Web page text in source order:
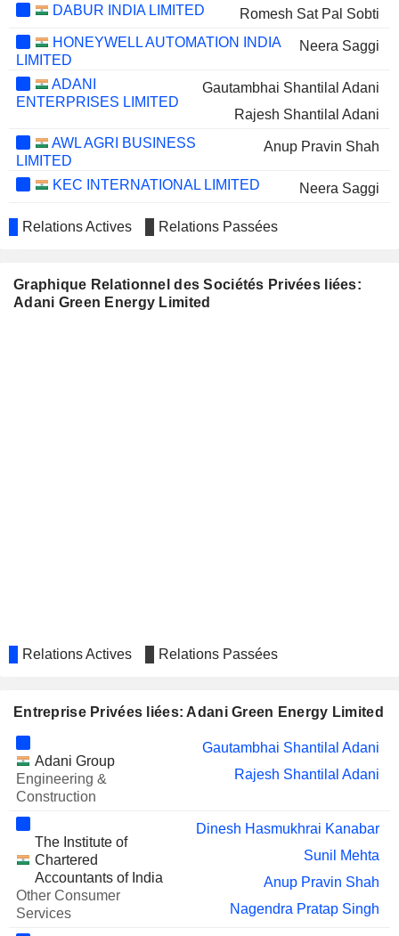
DABUR INDIA LIMITED
Romesh Sat Pal Sobti
HONEYWELL AUTOMATION INDIA
LIMITED
Neera Saggi
ADANI
ENTERPRISES LIMITED
Gautambhai Shantilal Adani
Rajesh Shantilal Adani
AWL AGRI BUSINESS
LIMITED
Anup Pravin Shah
KEC INTERNATIONAL LIMITED
Neera Saggi
ADANI PORTS &
SPECIAL ECONOMIC
Gautambhai Shantilal Adani
ADANI POWER
Gautambhai Shantilal Adani
Relations Actives Relations Passées
Graphique Relationnel des Sociétés Privées liées:
Adani Green Energy Limited
Relations Actives Relations Passées
Entreprise Privées liées: Adani Green Energy Limited
Adani Group
Engineering &
Construction
Gautambhai Shantilal Adani
Rajesh Shantilal Adani
The Institute of
Chartered
Accountants of India
Other Consumer
Services
Dinesh Hasmukhrai Kanabar
Sunil Mehta
Anup Pravin Shah
Nagendra Pratap Singh